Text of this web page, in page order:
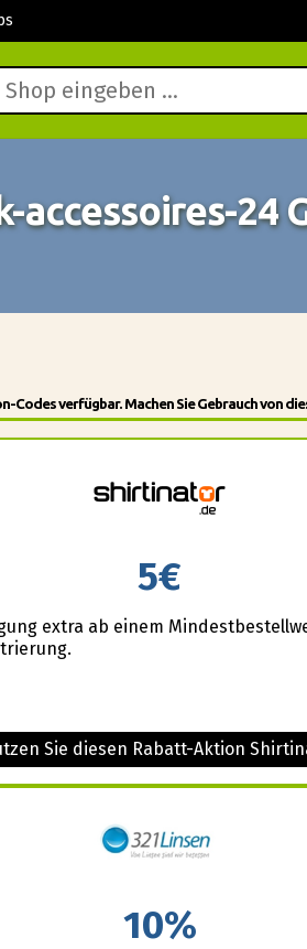
accessoires-24
Codes verfügbar. Machen Sie Gebrauch von
5€
extra ab einem
Sie diesen Rabatt-Aktion
10%